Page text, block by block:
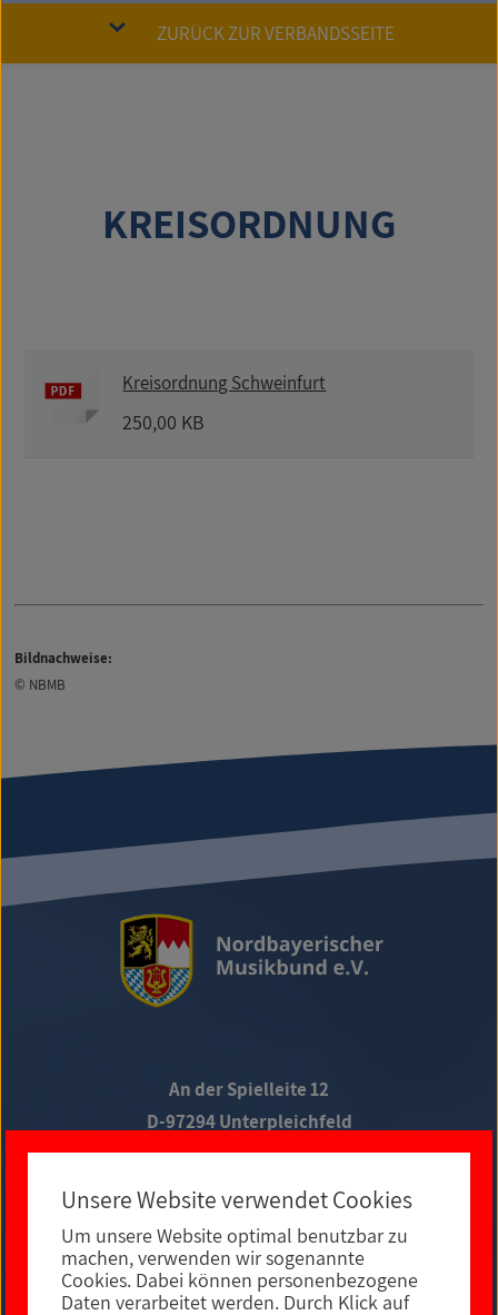
ZURÜCK ZUR VERBANDSSEITE
KREISORDNUNG
250,00 KB
Kreisordnung Schweinfurt
Bildnachweise:
© NBMB
An der Spielleite 12
D-97294 Unterpleichfeld
Telefon +49 9367 988 689-0
Social Media
Unsere Website verwendet Cookies
Um unsere Website optimal benutzbar zu
machen, verwenden wir sogenannte
Cookies. Dabei können personenbezogene
Daten verarbeitet werden. Durch Klick auf